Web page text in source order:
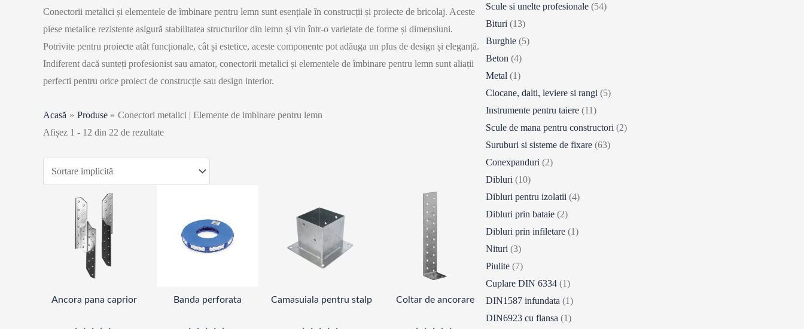
Conectorii metalici și elementele de îmbinare pentru lemn sunt esențiale în construcții și proiecte de bricolaj. Aceste
piese metalice rezistente asigură stabilitatea structurilor din lemn și vin într-o varietate de forme și dimensiuni.
Potrivite pentru proiecte atât funcționale, cât și estetice, aceste componente pot adăuga un plus de design și eleganță.
Indiferent dacă sunteți profesionist sau amator, conectorii metalici și elementele de îmbinare pentru lemn sunt aliații
perfecti pentru orice proiect de construcție sau design interior.
Acasă Produse
Conectori metalici | Elemente de imbinare pentru lemn
Afișez 1 - 12 din 22 de rezultate
Ancora pana caprior Banda perforata Camasuiala pentru stalp Coltar de ancorare
Scule si unelte profesionale (54)
Bituri (13)
Burghie (5)
Beton (4)
Metal (1)
Ciocane, dalti, leviere si rangi (5)
Instrumente pentru taiere (11)
Scule de mana pentru constructori (2)
Suruburi si sisteme de fixare (63)
Conexpanduri (2)
Dibluri (10)
Dibluri pentru izolatii (4)
Dibluri prin bataie (2)
Dibluri prin infiletare (1)
Nituri (3)
Piulite (7)
Cuplare DIN 6334 (1)
DIN1587 infundata (1)
DIN6923 cu flansa (1)